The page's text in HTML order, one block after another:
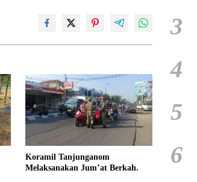
Koramil Tanjunganom
Melaksanakan Jum’at Berkah.
3
4
5
6